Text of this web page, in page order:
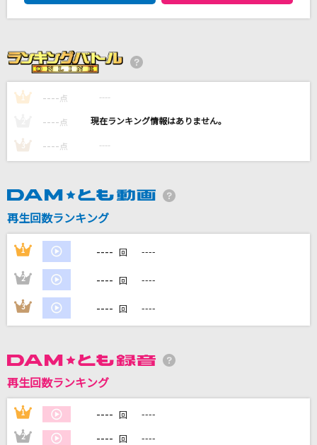
菅田将暉
[生音]しなやかに歌って
1min/365days
みきとP
カラオケ最新情報をチェック！
1 ---- 点 ----
---- 点 ----
3 ---- 点 ----
再生回数ランキング
1 ---- 回 ----
2 ---- 回 ----
3 ---- 回 ----
再生回数ランキング
1 ---- 回 ----
2 ---- 回 ----